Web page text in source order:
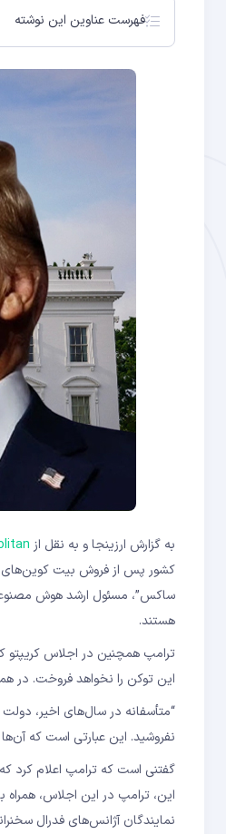
فهرست عناوین این نوشته
ترامپ در پی ابرقدرتی
به گزارش ارزینجا و به نقل از
هستند.
این توکن را نخواهد فروخت. در
“متأسفانه در سال‌های اخیر،
نفروشید. این عبارتی است که
گفتنی است که ترامپ اعلام کرد
این، ترامپ در این اجلاس، همراه
نمایندگان آژانس‌های فدرال